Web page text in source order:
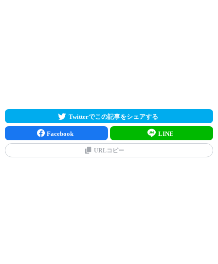
Twitterでこの記事をシェアする
Facebook LINE
URLコピー